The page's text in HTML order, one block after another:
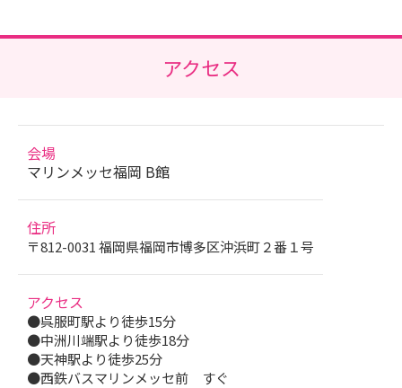
アクセス
会場
マリンメッセ福岡 B館
住所
〒812-0031 福岡県福岡市博多区沖浜町２番１号
アクセス
●呉服町駅より徒歩15分
●中洲川端駅より徒歩18分
●天神駅より徒歩25分
●西鉄バスマリンメッセ前 すぐ